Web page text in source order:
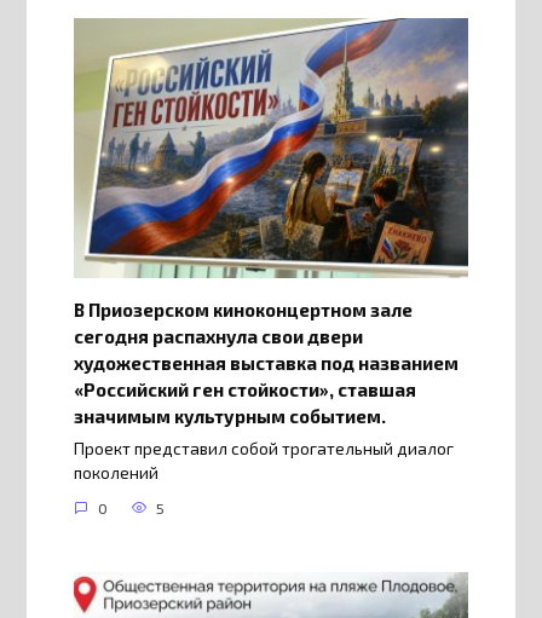
В Приозерском киноконцертном зале
сегодня распахнула свои двери
художественная выставка под названием
«Российский ген стойкости», ставшая
значимым культурным событием.
Проект представил собой трогательный диалог
поколений
0 5